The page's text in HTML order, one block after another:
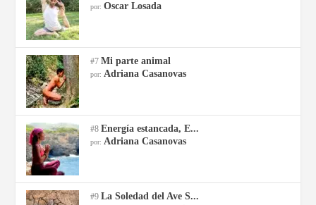
por:Oscar Losada
#7Mi parte animal
por:Adriana Casanovas
#8Energía estancada, E...
por:Adriana Casanovas
#9La Soledad del Ave S...